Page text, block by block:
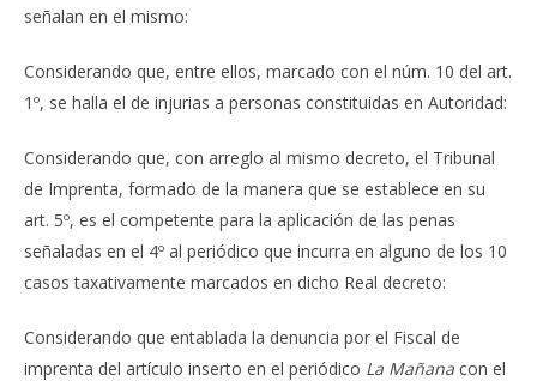
señalan en el mismo:
Considerando que, entre ellos, marcado con el núm. 10 del art.
1º, se halla el de injurias a personas constituidas en Autoridad:
Considerando que, con arreglo al mismo decreto, el Tribunal
de Imprenta, formado de la manera que se establece en su
art. 5º, es el competente para la aplicación de las penas
señaladas en el 4º al periódico que incurra en alguno de los 10
casos taxativamente marcados en dicho Real decreto:
Considerando que entablada la denuncia por el Fiscal de
imprenta del artículo inserto en el periódico La Mañana con el